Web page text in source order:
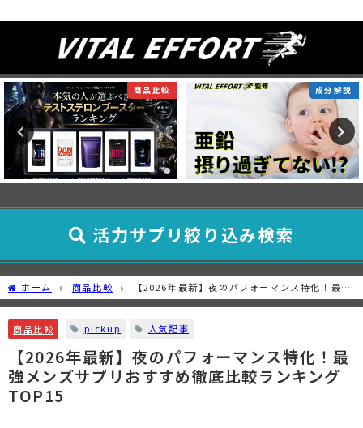
成分解説 商品レビュー
活力サプリ絞り込み検索
ホーム 商品比較
【2026年最新】夜のパフォーマンス特化！最強
メンズサプリおすすめ徹底比較ランキングTOP15
商品比較 pickup 人気記事
【2026年最新】夜のパフォーマンス特化！最
強メンズサプリおすすめ徹底比較ランキング
TOP15